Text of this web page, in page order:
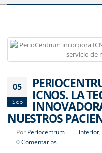
05
Sep ICNOS. LA
NUESTROS
Por Periocentrum inferior
0 Comentarios